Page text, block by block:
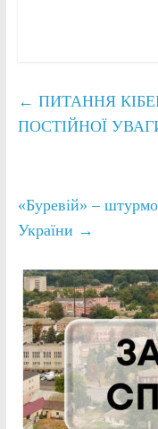
← ПИТАННЯ
ПОСТІЙНОЇ
«Буревій» –
України →